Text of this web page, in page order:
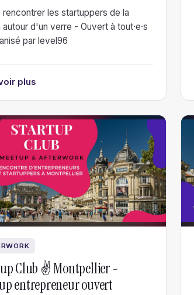
rencontrer les startuppers de la
autour d'un verre - Ouvert à tout·e·s
par level96
plus
Club ✌️ Montpellier -
entrepreneur ouvert